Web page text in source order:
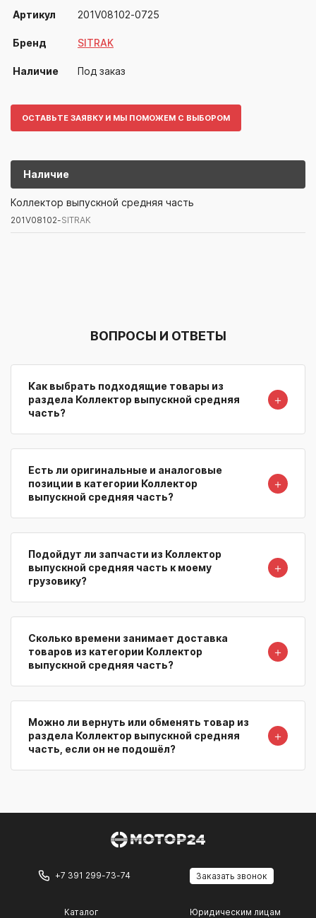
Артикул 201V08102-0725
Бренд SITRAK
Наличие Под заказ
ОСТАВЬТЕ ЗАЯВКУ И МЫ ПОМОЖЕМ С ВЫБОРОМ
Наличие
Артикул/Бренд
201V08102-SITRAK
Коллектор выпускной средняя часть
201V08102-SITRAK
ВОПРОСЫ И ОТВЕТЫ
Как выбрать подходящие товары из
раздела Коллектор выпускной средняя
часть?
＋
Есть ли оригинальные и аналоговые
позиции в категории Коллектор
выпускной средняя часть?
＋
Подойдут ли запчасти из Коллектор
выпускной средняя часть к моему
грузовику?
＋
Сколько времени занимает доставка
товаров из категории Коллектор
выпускной средняя часть?
＋
Можно ли вернуть или обменять товар из
раздела Коллектор выпускной средняя
часть, если он не подошёл?
＋
+7 391 299-73-74 Заказать звонок
Каталог Юридическим лицам